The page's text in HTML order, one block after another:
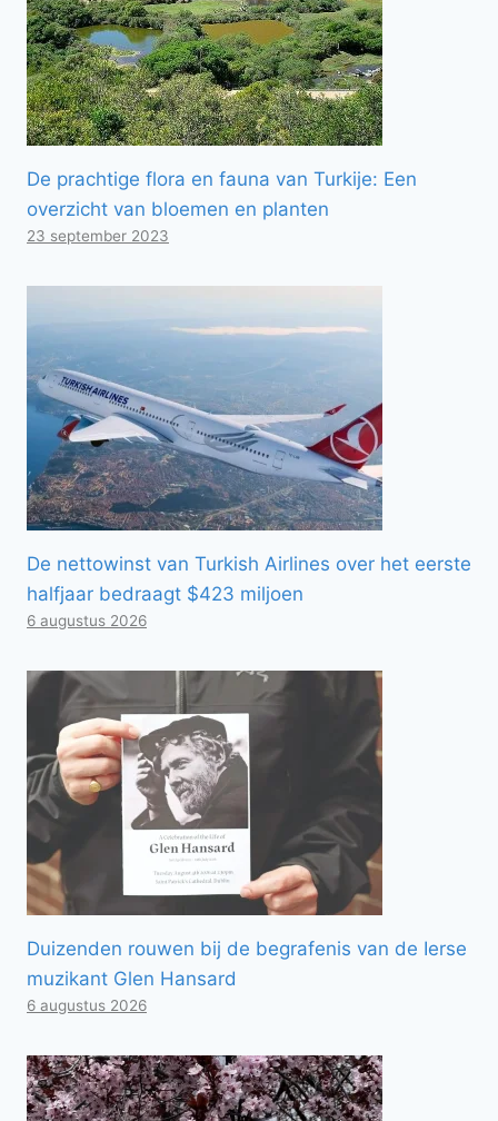
De prachtige flora en fauna van Turkije: Een
overzicht van bloemen en planten
23 september 2023
De nettowinst van Turkish Airlines over het eerste
halfjaar bedraagt ​​$423 miljoen
6 augustus 2026
Duizenden rouwen bij de begrafenis van de Ierse
muzikant Glen Hansard
6 augustus 2026